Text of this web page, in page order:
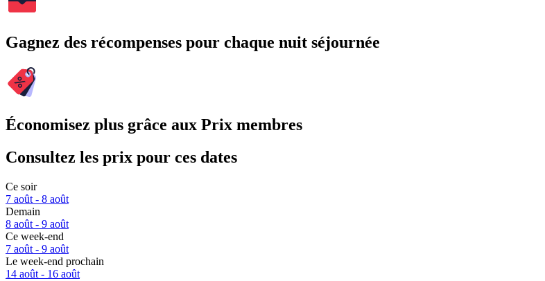
Gagnez des récompenses pour chaque nuit séjournée
Économisez plus grâce aux Prix membres
Consultez les prix pour ces dates
Ce soir
7 août - 8 août
Demain
8 août - 9 août
Ce week-end
7 août - 9 août
Le week-end prochain
14 août - 16 août